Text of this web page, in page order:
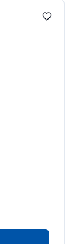
Lägg till